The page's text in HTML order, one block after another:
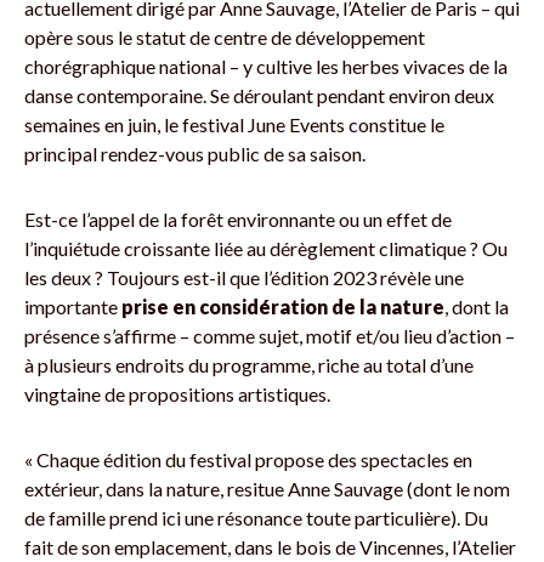
actuellement dirigé par Anne Sauvage, l’Atelier de Paris – qui
opère sous le statut de centre de développement
chorégraphique national – y cultive les herbes vivaces de la
danse contemporaine. Se déroulant pendant environ deux
semaines en juin, le festival June Events constitue le
principal rendez-vous public de sa saison.
Est-ce l’appel de la forêt environnante ou un effet de
l’inquiétude croissante liée au dérèglement climatique ? Ou
les deux ? Toujours est-il que l’édition 2023 révèle une
importante prise en considération de la nature, dont la
présence s’affirme – comme sujet, motif et/ou lieu d’action –
à plusieurs endroits du programme, riche au total d’une
vingtaine de propositions artistiques.
« Chaque édition du festival propose des spectacles en
extérieur, dans la nature, resitue Anne Sauvage (dont le nom
de famille prend ici une résonance toute particulière). Du
fait de son emplacement, dans le bois de Vincennes, l’Atelier